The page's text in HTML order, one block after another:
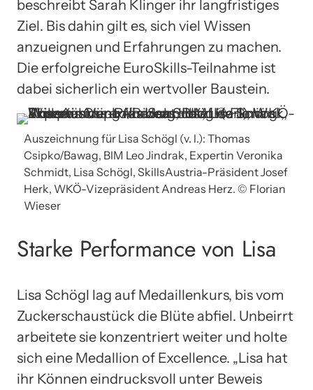
beschreibt Sarah Klinger ihr langfristiges
Ziel. Bis dahin gilt es, sich viel Wissen
anzueignen und Erfahrungen zu machen.
Die erfolgreiche EuroSkills-Teilnahme ist
dabei sicherlich ein wertvoller Baustein.
Auszeichnung für Lisa Schögl (v. l.): Thomas
Csipko/Bawag, BIM Leo Jindrak, Expertin Veronika
Schmidt, Lisa Schögl, SkillsAustria-Präsident Josef
Herk, WKÖ-Vizepräsident Andreas Herz. © Florian
Wieser
Starke Performance von Lisa
Lisa Schögl lag auf Medaillenkurs, bis vom
Zuckerschaustück die Blüte abfiel. Unbeirrt
arbeitete sie konzentriert weiter und holte
sich eine Medallion of Excellence. „Lisa hat
ihr Können eindrucksvoll unter Beweis